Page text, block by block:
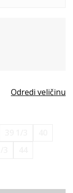
Odredi veličinu